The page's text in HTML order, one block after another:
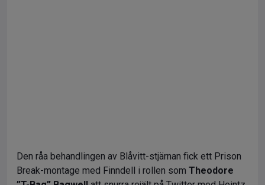
Den råa behandlingen av Blåvitt-stjärnan fick ett Prison
Break-montage med Finndell i rollen som Theodore